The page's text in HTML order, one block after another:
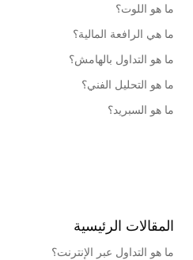
ما هو اللوت؟
ما هي الرافعة المالية؟
ما هو التداول بالهامش؟
ما هو التحليل الفني؟
ما هو السبريد؟
المقالات الرئيسية
ما هو التداول عبر الإنترنت؟